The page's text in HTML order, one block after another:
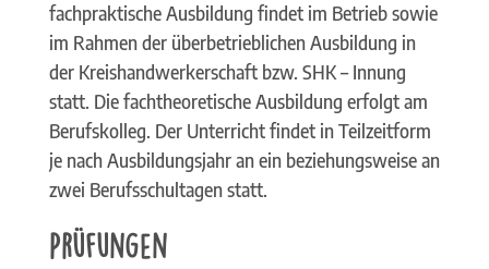
fachpraktische Ausbildung findet im Betrieb sowie
im Rahmen der überbetrieblichen Ausbildung in
der Kreishandwerkerschaft bzw. SHK – Innung
statt. Die fachtheoretische Ausbildung erfolgt am
Berufskolleg. Der Unterricht findet in Teilzeitform
je nach Ausbildungsjahr an ein beziehungsweise an
zwei Berufsschultagen statt.
Prüfungen